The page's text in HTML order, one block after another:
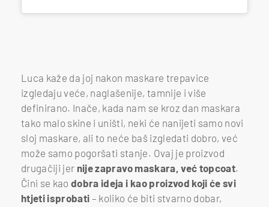
Luca kaže da joj nakon maskare trepavice
izgledaju veće, naglašenije, tamnije i više
definirano. Inače, kada nam se kroz dan maskara
tako malo skine i uništi, neki će nanijeti samo novi
sloj maskare, ali to neće baš izgledati dobro, već
može samo pogoršati stanje. Ovaj je proizvod
drugačiji jer nije zapravo maskara, već topcoat.
Čini se kao dobra ideja i kao proizvod koji će svi
htjeti isprobati – koliko će biti stvarno dobar,